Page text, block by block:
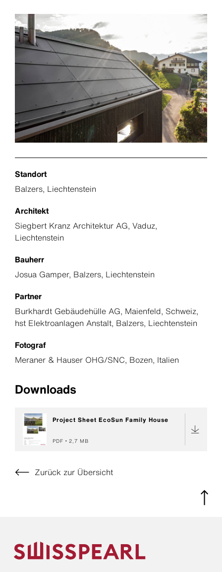
Standort
Balzers, Liechtenstein
Architekt
Siegbert Kranz Architektur AG, Vaduz,
Liechtenstein
Bauherr
Josua Gamper, Balzers, Liechtenstein
Partner
Burkhardt Gebäudehülle AG, Maienfeld, Schweiz,
hst Elektroanlagen Anstalt, Balzers, Liechtenstein
Fotograf
Meraner & Hauser OHG/SNC, Bozen, Italien
Downloads
Project Sheet EcoSun Family House
PDF 2,7 MB
Zurück zur Übersicht